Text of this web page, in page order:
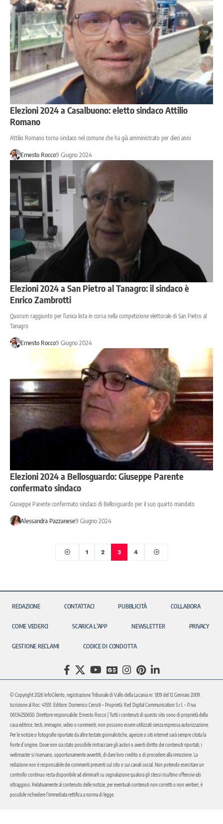
Elezioni 2024 a Casalbuono: eletto sindaco Attilio
Romano
Attilio Romano torna sindaco nel comune che ha già amministrato per dieci anni
Ernesto Rocco9 Giugno 2024
Elezioni 2024 a San Pietro al Tanagro: il sindaco è
Enrico Zambrotti
Quorum raggiunto per l’unica lista in corsa nella competizione elettorale di San Pietro al
Tanagro
Ernesto Rocco9 Giugno 2024
Elezioni 2024 a Bellosguardo: Giuseppe Parente
confermato sindaco
Giuseppe Parente confermato sindaco di Bellosguardo per il suo quarto mandato
Alessandra Pazzanese9 Giugno 2024
1 2 3 4
REDAZIONE CONTATTACI PUBBLICITÀ COLLABORA
COME VEDERCI SCARICA L’APP NEWSLETTER PRIVACY
GESTIONE RECLAMI CODICE DI CONDOTTA
© Copyright 2026 InfoCilento, registrazione Tribunale di Vallo della Lucania nr. 1/09 del 12 Gennaio 2009.
Iscrizione al Roc: 41551. Editore: Domenico Cerruti – Proprietà: Red Digital Communication S.r.l. – P.iva
06134250650. Direttore responsabile: Ernesto Rocco | Tutti i contenuti di questo sito sono di proprietà della
casa editrice, testi, immagini, video o commenti, non possono essere utilizzati senza espressa autorizzazione.
Per le notizie o fotografie riportate da altre testate giornalistiche, agenzie o siti internet sarà sempre citata la
fonte d’origine. Dove non sia stato possibile rintracciare gli autori o aventi diritto dei contenuti riportati, i
webmaster si riservano, opportunamente avvertiti, di dare loro credito o di procedere alla rimozione. La
redazione non è responsabile dei commenti presenti sul sito o sui canali social. Non potendo esercitare un
controllo continuo resta disponibile ad eliminarli su segnalazione qualora gli stessi risultino offensivi e/o
oltraggiosi. Relativamente al contenuto delle notizie, per eventuali contenuti non corretti o non veritieri, è
possibile richiedere l’immediata rettifica a norma di legge.